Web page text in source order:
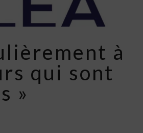
à
qui sont
»